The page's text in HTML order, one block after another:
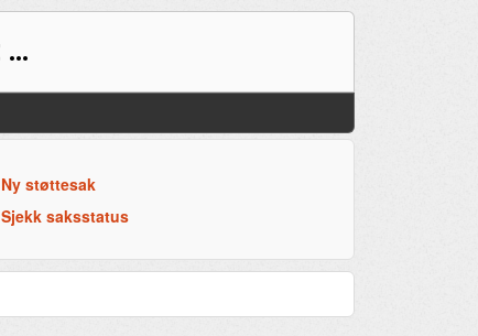
Support for det prøveadministrative systemet (PAD)
Ny støttesak
Sjekk saksstatus